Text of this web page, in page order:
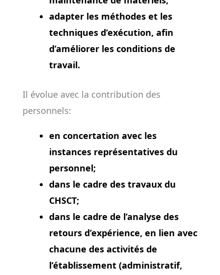
adapter les méthodes et les
techniques d’exécution, afin
d’améliorer les conditions de
travail.
Il évolue avec la contribution des
personnels:
en concertation avec les
instances représentatives du
personnel;
dans le cadre des travaux du
CHSCT;
dans le cadre de l’analyse des
retours d’expérience, en lien avec
chacune des activités de
l’établissement (administratif,